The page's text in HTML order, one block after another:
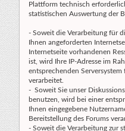
Plattform technisch
statistischen Auswertung der
- Soweit die Verarbeitung für
Ihnen angeforderten
Internetseite vorhandenen
ist, wird Ihre IP-Adresse im
entsprechenden
verarbeitet.
- Soweit Sie unser
benutzen, wird bei einer
Ihnen eingegebene
Bereitstellung des Forums
- Soweit die Verarbeitung zur